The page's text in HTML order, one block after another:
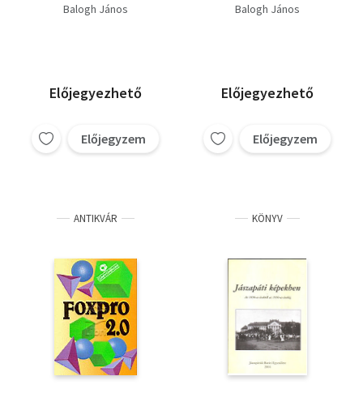
Balogh János
Előjegyezhető
Előjegyzem
Amália)
Balogh János
Előjegyezhető
Előjegyzem
ANTIKVÁR KÖNYV